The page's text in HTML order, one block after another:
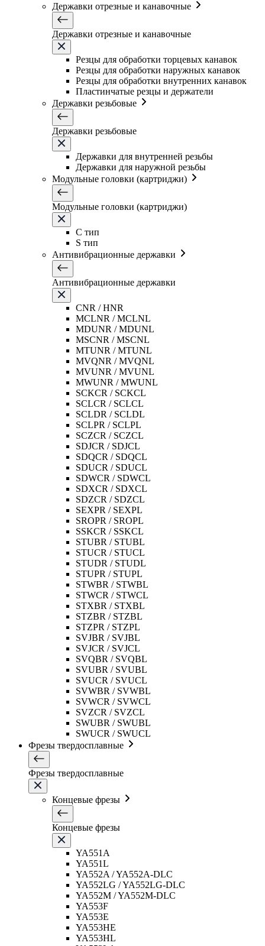
Державки отрезные и канавочные
Державки отрезные и канавочные
Резцы для обработки торцевых канавок
Резцы для обработки наружных канавок
Резцы для обработки внутренних канавок
Пластинчатые резцы и держатели
Державки резьбовые
Державки резьбовые
Державки для внутренней резьбы
Державки для наружной резьбы
Модульные головки (картриджи)
Модульные головки (картриджи)
C тип
S тип
Антивибрационные державки
Антивибрационные державки
CNR / HNR
MCLNR / MCLNL
MDUNR / MDUNL
MSCNR / MSCNL
MTUNR / MTUNL
MVQNR / MVQNL
MVUNR / MVUNL
MWUNR / MWUNL
SCKCR / SCKCL
SCLCR / SCLCL
SCLDR / SCLDL
SCLPR / SCLPL
SCZCR / SCZCL
SDJCR / SDJCL
SDQCR / SDQCL
SDUCR / SDUCL
SDWCR / SDWCL
SDXCR / SDXCL
SDZCR / SDZCL
SEXPR / SEXPL
SROPR / SROPL
SSKCR / SSKCL
STUBR / STUBL
STUCR / STUCL
STUDR / STUDL
STUPR / STUPL
STWBR / STWBL
STWCR / STWCL
STXBR / STXBL
STZBR / STZBL
STZPR / STZPL
SVJBR / SVJBL
SVJCR / SVJCL
SVQBR / SVQBL
SVUBR / SVUBL
SVUCR / SVUCL
SVWBR / SVWBL
SVWCR / SVWCL
SVZCR / SVZCL
SWUBR / SWUBL
SWUCR / SWUCL
Фрезы твердосплавные
Фрезы твердосплавные
Концевые фрезы
Концевые фрезы
YA551A
YA551L
YA552A / YA552A-DLC
YA552LG / YA552LG-DLC
YA552M / YA552M-DLC
YA553F
YA553E
YA553HE
YA553HL